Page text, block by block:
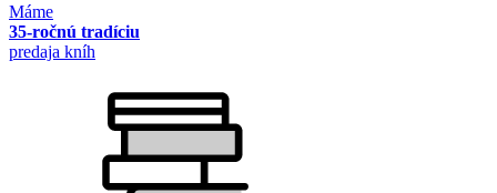
Máme
35-ročnú tradíciu
predaja kníh